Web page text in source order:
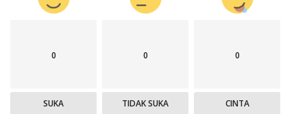
0
SUKA
0
TIDAK SUKA
0
CINTA